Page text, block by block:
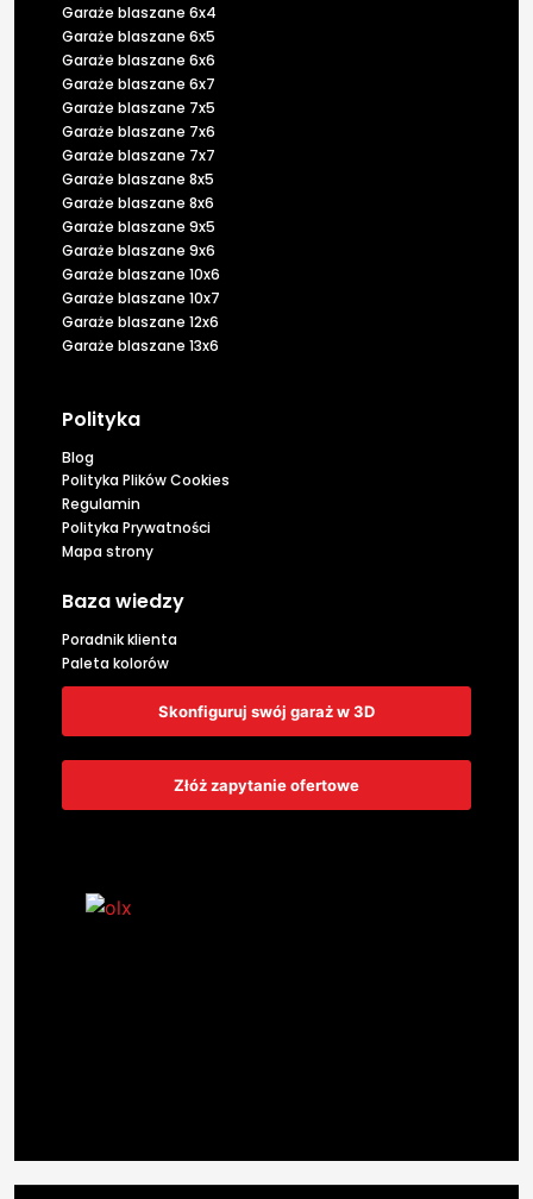
Garaże blaszane 6x4
Garaże blaszane 6x5
Garaże blaszane 6x6
Garaże blaszane 6x7
Garaże blaszane 7x5
Garaże blaszane 7x6
Garaże blaszane 7x7
Garaże blaszane 8x5
Garaże blaszane 8x6
Garaże blaszane 9x5
Garaże blaszane 9x6
Garaże blaszane 10x6
Garaże blaszane 10x7
Garaże blaszane 12x6
Garaże blaszane 13x6
Polityka
Blog
Polityka Plików Cookies
Regulamin
Polityka Prywatności
Mapa strony
Baza wiedzy
Poradnik klienta
Paleta kolorów
Skonfiguruj swój garaż w 3D
Złóż zapytanie ofertowe